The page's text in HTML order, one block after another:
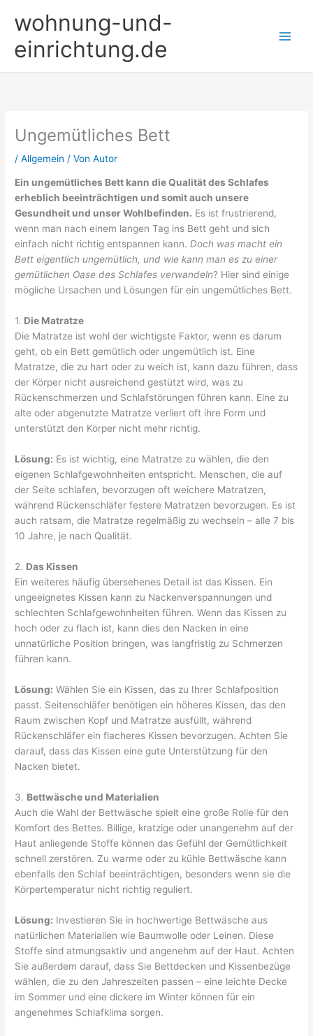
Inhaltwohnung-und-
einrichtung.de
Ungemütliches Bett
/Allgemein / VonAutor
Ein ungemütliches Bett kann die Qualität des Schlafes
erheblich beeinträchtigen und somit auch unsere
Gesundheit und unser Wohlbefinden. Es ist frustrierend,
wenn man nach einem langen Tag ins Bett geht und sich
einfach nicht richtig entspannen kann.Doch was macht ein
Bett eigentlich ungemütlich, und wie kann man es zu einer
gemütlichen Oase des Schlafes verwandeln? Hier sind einige
mögliche Ursachen und Lösungen für ein ungemütliches Bett.
1. Die Matratze
Die Matratze ist wohl der wichtigste Faktor, wenn es darum
geht, ob ein Bett gemütlich oder ungemütlich ist. Eine
Matratze, die zu hart oder zu weich ist, kann dazu führen, dass
der Körper nicht ausreichend gestützt wird, was zu
Rückenschmerzen und Schlafstörungen führen kann. Eine zu
alte oder abgenutzte Matratze verliert oft ihre Form und
unterstützt den Körper nicht mehr richtig.
Lösung: Es ist wichtig, eine Matratze zu wählen, die den
eigenen Schlafgewohnheiten entspricht. Menschen, die auf
der Seite schlafen, bevorzugen oft weichere Matratzen,
während Rückenschläfer festere Matratzen bevorzugen. Es ist
auch ratsam, die Matratze regelmäßig zu wechseln – alle 7 bis
10 Jahre, je nach Qualität.
2. Das Kissen
Ein weiteres häufig übersehenes Detail ist das Kissen. Ein
ungeeignetes Kissen kann zu Nackenverspannungen und
schlechten Schlafgewohnheiten führen. Wenn das Kissen zu
hoch oder zu flach ist, kann dies den Nacken in eine
unnatürliche Position bringen, was langfristig zu Schmerzen
führen kann.
Lösung: Wählen Sie ein Kissen, das zu Ihrer Schlafposition
passt. Seitenschläfer benötigen ein höheres Kissen, das den
Raum zwischen Kopf und Matratze ausfüllt, während
Rückenschläfer ein flacheres Kissen bevorzugen. Achten Sie
darauf, dass das Kissen eine gute Unterstützung für den
Nacken bietet.
3. Bettwäsche und Materialien
Auch die Wahl der Bettwäsche spielt eine große Rolle für den
Komfort des Bettes. Billige, kratzige oder unangenehm auf der
Haut anliegende Stoffe können das Gefühl der Gemütlichkeit
schnell zerstören. Zu warme oder zu kühle Bettwäsche kann
ebenfalls den Schlaf beeinträchtigen, besonders wenn sie die
Körpertemperatur nicht richtig reguliert.
Lösung: Investieren Sie in hochwertige Bettwäsche aus
natürlichen Materialien wie Baumwolle oder Leinen. Diese
Stoffe sind atmungsaktiv und angenehm auf der Haut. Achten
Sie außerdem darauf, dass Sie Bettdecken und Kissenbezüge
wählen, die zu den Jahreszeiten passen – eine leichte Decke
im Sommer und eine dickere im Winter können für ein
angenehmes Schlafklima sorgen.